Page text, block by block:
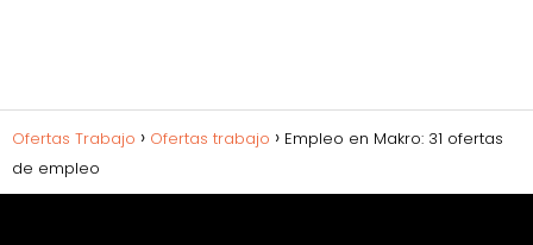
Ofertas Trabajo Ofertas trabajo
Empleo en Makro: 31 ofertas
de empleo